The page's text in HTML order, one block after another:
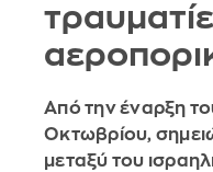
Από την έναρξη
Οκτωβρίου,
μεταξύ του